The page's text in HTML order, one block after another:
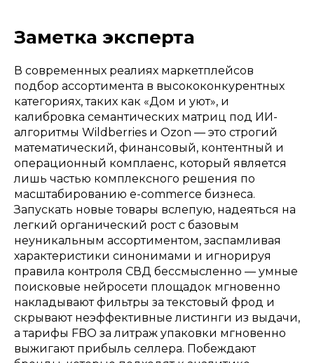
Заметка эксперта
В современных реалиях маркетплейсов
подбор ассортимента в высококонкурентных
категориях, таких как «Дом и уют», и
калибровка семантических матриц под ИИ-
алгоритмы Wildberries и Ozon — это строгий
математический, финансовый, контентный и
операционный комплаенс, который является
лишь частью комплексного решения по
масштабированию e-commerce бизнеса.
Запускать новые товары вслепую, надеяться на
легкий органический рост с базовым
неуникальным ассортиментом, заспамливая
характеристики синонимами и игнорируя
правила контроля СВД бессмысленно — умные
поисковые нейросети площадок мгновенно
накладывают фильтры за текстовый фрод и
скрывают неэффективные листинги из выдачи,
а тарифы FBO за литраж упаковки мгновенно
выжигают прибыль селлера. Побеждают
инн
237000820219
написать нам
политика конфиденциальности